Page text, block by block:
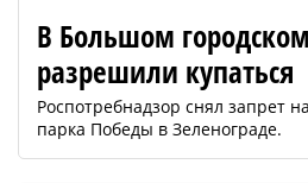
В Большом
разрешили купаться
Роспотребнадзор снял запрет
парка Победы в Зеленограде.